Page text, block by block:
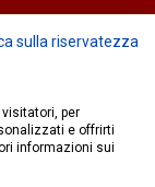
sulla riservatezza
per
e offrirti
informazioni sui